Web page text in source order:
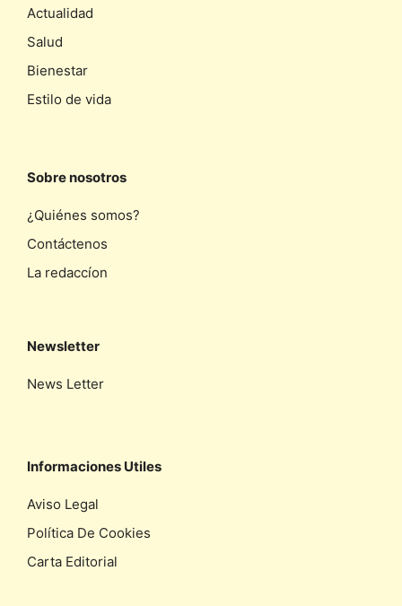
Actualidad
Salud
Bienestar
Estilo de vida
Sobre nosotros
¿Quiénes somos?
Contáctenos
La redaccíon
Newsletter
News Letter
Informaciones Utiles
Aviso Legal
Política De Cookies
Carta Editorial